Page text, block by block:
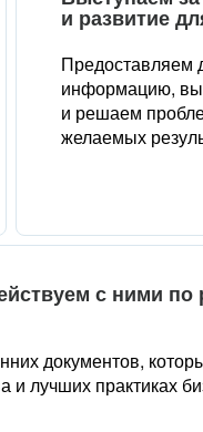
и развитие
Предоставляем
информацию,
и решаем
желаемых
с ними по
документов,
и лучших практиках